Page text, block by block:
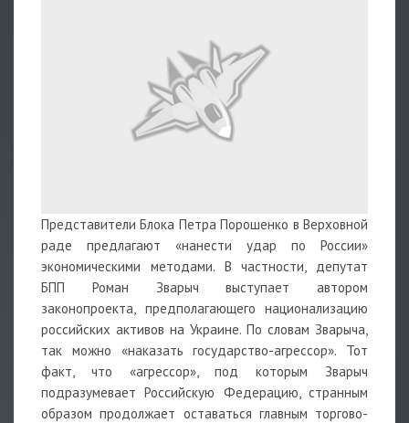
Представители Блока Петра Порошенко в Верховной
раде предлагают «нанести удар по России»
экономическими методами. В частности, депутат
БПП Роман Зварыч выступает автором
законопроекта, предполагающего национализацию
российских активов на Украине. По словам Зварыча,
так можно «наказать государство-агрессор». Тот
факт, что «агрессор», под которым Зварыч
подразумевает Российскую Федерацию, странным
образом продолжает оставаться главным торгово-